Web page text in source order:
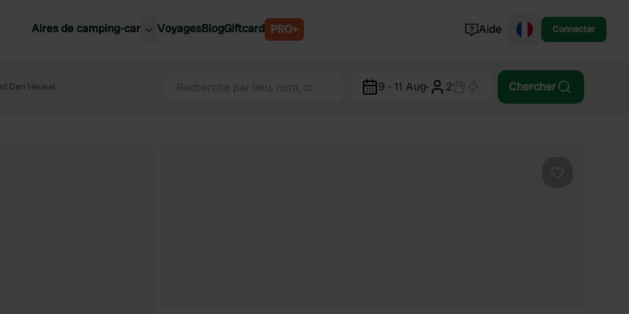
Aires de camping-car
Slovénie
VoyagesBlogGiftcard PRO+ Aide Connecter
Den Heuvel 9 - 11 Aug· 2 Chercher